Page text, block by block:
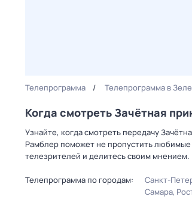
Телепрограмма Телепрограмма в
Когда смотреть Зачётная
Узнайте, когда смотреть передачу
Рамблер поможет не пропустить
телезрителей и делитесь своим мнением.
Телепрограмма по городам: Санкт-
Самара